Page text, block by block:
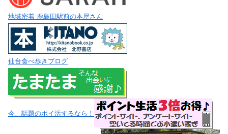
地域密着 鹿島田駅前の本屋さん
仙台食べ歩きブログ
今、話題のポイ活するなら！